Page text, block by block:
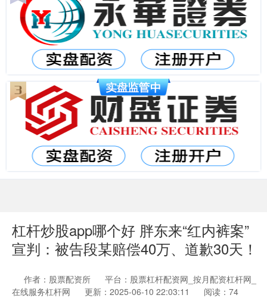
杠杆炒股app哪个好 胖东来“红内裤案”
宣判：被告段某赔偿40万、道歉30天！
作者：股票配资所
平台：股票杠杆配资网_按月配资杠杆网_
在线服务杠杆网
更新：2025-06-10 22:03:11 阅读：74